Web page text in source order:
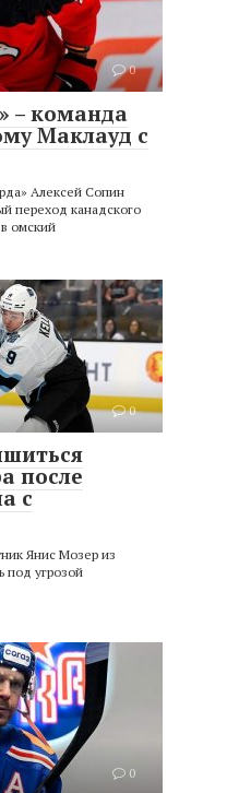
0
– команда
Маклауд с
Алексей Сопин
переход канадского
омский
0
после
с
Янис Мозер из
под угрозой
0